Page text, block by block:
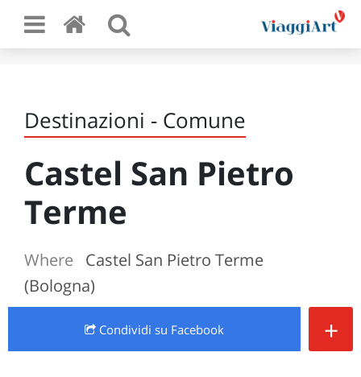
Destinazioni - Comune
Castel San Pietro
Terme
Where
Castel San Pietro Terme
(Bologna)
Condividi su Facebook +